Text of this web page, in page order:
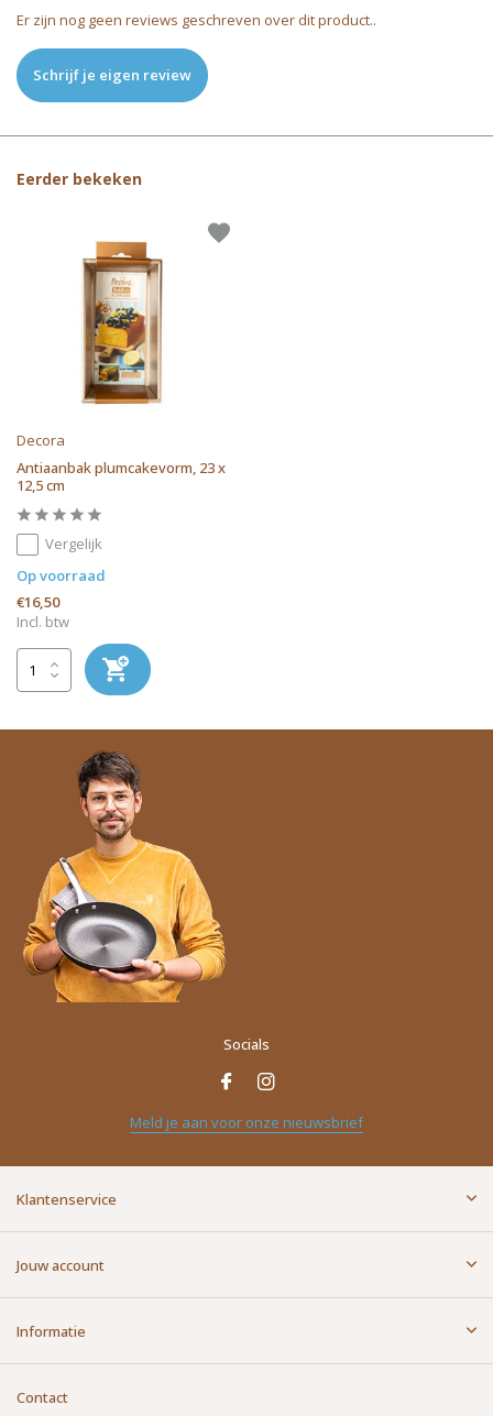
Er zijn nog geen reviews geschreven over dit product..
Schrijf je eigen review
Eerder bekeken
Decora
Antiaanbak plumcakevorm, 23 x
12,5 cm
Vergelijk
Op voorraad
€16,50
Incl. btw
Socials
Meld je aan voor onze nieuwsbrief
Klantenservice
Jouw account
Informatie
Contact